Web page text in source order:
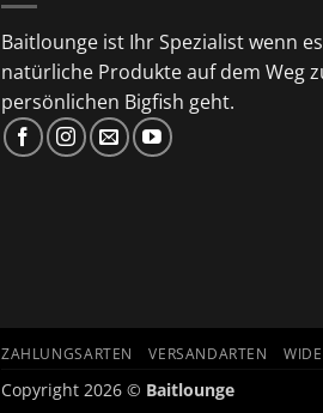
Baitlounge ist Ihr Spezialist wenn
natürliche Produkte auf dem Weg
persönlichen Bigfish geht.
ZAHLUNGSARTEN VERSANDARTEN
Copyright 2026 © Baitlounge